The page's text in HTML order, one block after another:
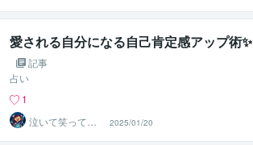
愛される自分になる自己肯定感アップ術✨
記事
占い
1
泣いて笑って占
い屋・トン子
2025/01/20